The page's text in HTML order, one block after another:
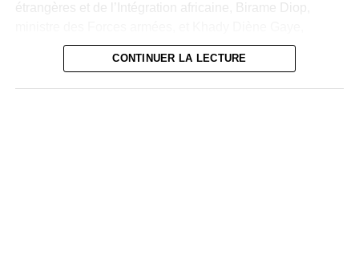
ministre des Sports — Le chef du gouvernement
sénégalais a multiplié les échanges diplomatiques au
sommet.
CONTINUER LA LECTURE